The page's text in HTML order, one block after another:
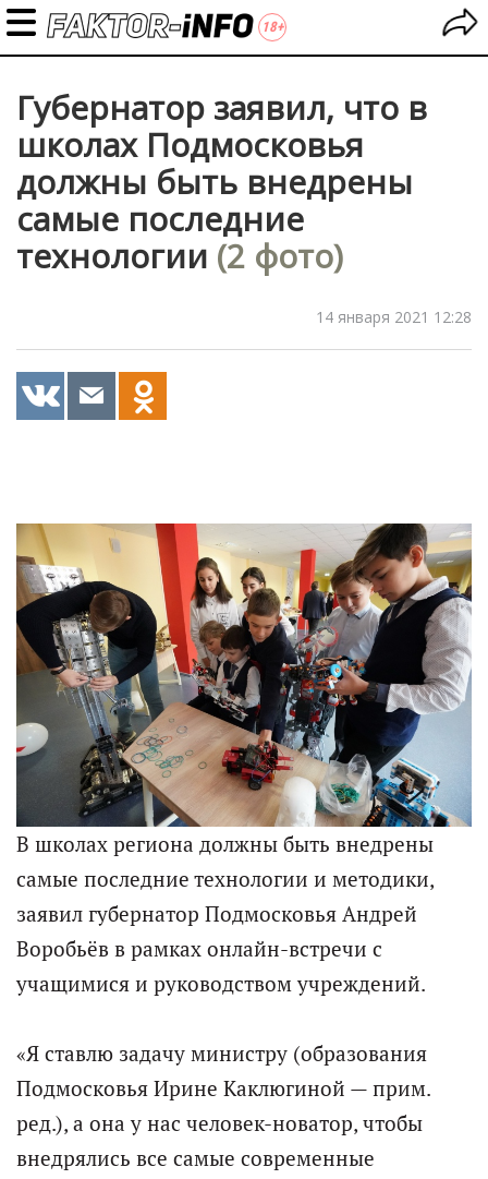
Губернатор заявил, что в
школах Подмосковья
должны быть внедрены
самые последние
технологии (2 фото)
14 января 2021 12:28
В школах региона должны быть внедрены
самые последние технологии и методики,
заявил губернатор Подмосковья Андрей
Воробьёв в рамках онлайн-встречи с
учащимися и руководством учреждений.
«Я ставлю задачу министру (образования
Подмосковья Ирине Каклюгиной — прим.
ред.), а она у нас человек-новатор, чтобы
внедрялись все самые современные